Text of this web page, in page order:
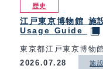
歴史
江戸東京博物館
Usage Guide
東京都江戸東京博物
2026.07.28
施